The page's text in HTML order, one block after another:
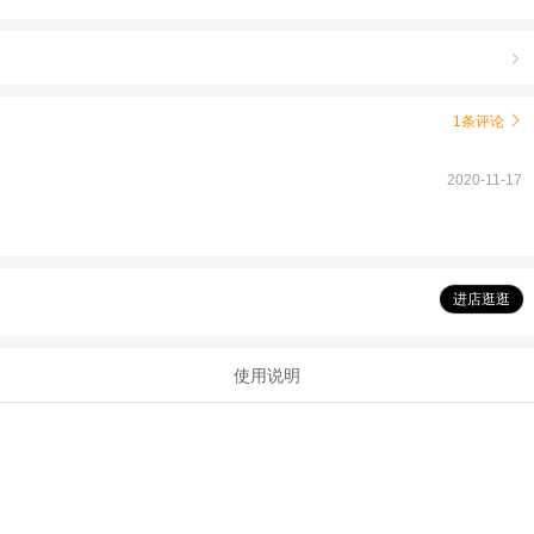

1条评论 
2020-11-17
进店逛逛
使用说明